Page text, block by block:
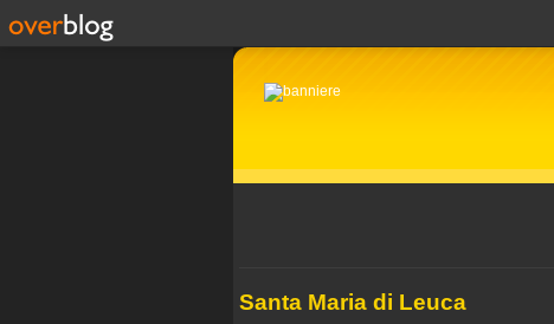
Santa Maria di Leuca